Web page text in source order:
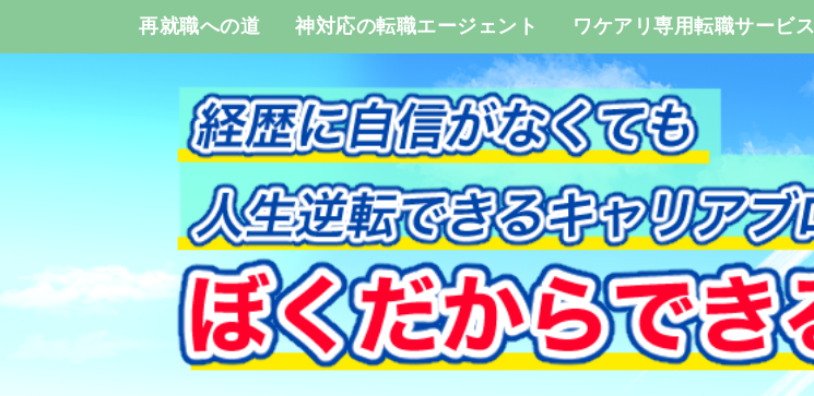
再就職への道 神対応の転職エージェント ワケアリ専用転職サービス